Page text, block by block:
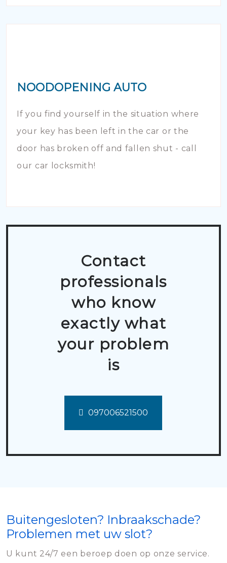
NOODOPENING AUTO
If you find yourself in the situation where
your key has been left in the car or the
door has broken off and fallen shut - call
our car locksmith!
Contact
professionals
who know
exactly what
your problem
is
097006521500
Buitengesloten? Inbraakschade?
Problemen met uw slot?
U kunt 24/7 een beroep doen op onze service.